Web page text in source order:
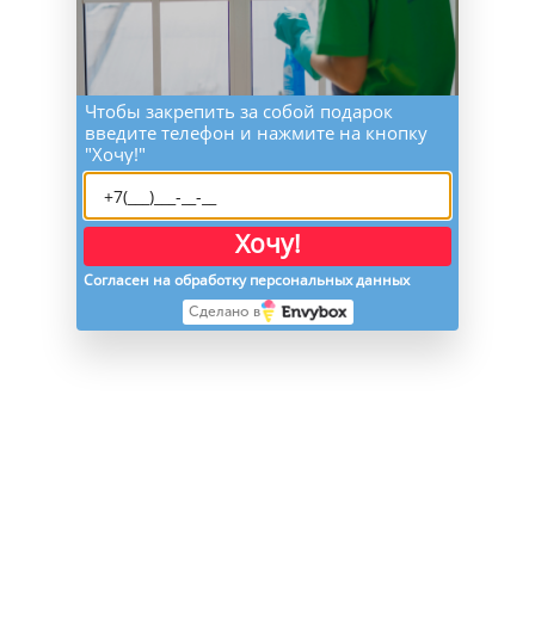
Чтобы закрепить за собой подарок
введите телефон и нажмите на кнопку
"Хочу!"
Хочу!
Согласен на обработку персональных данных
Сделано в